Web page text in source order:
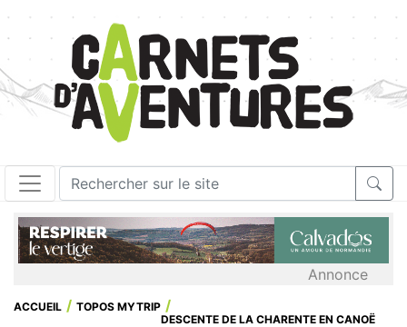
Annonce
ACCUEIL
TOPOS MYTRIP
DESCENTE DE LA CHARENTE EN CANOË